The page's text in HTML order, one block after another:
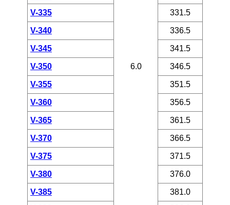
6.0
V-335 331.5
V-340 336.5
V-345 341.5
V-350 346.5
V-355 351.5
V-360 356.5
V-365 361.5
V-370 366.5
V-375 371.5
V-380 376.0
V-385 381.0